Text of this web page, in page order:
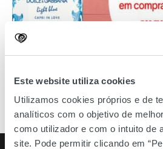
Este website utiliza cookies
Utilizamos cookies próprios e de
analíticos com o objetivo de
como utilizador e com o intuito de
site. Pode permitir clicando em